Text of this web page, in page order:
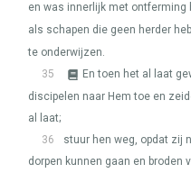
en was innerlijk met ontferming
als schapen die geen herder
te onderwijzen.
35
En toen het al laat
discipelen naar Hem toe en
al laat;
36
stuur hen weg, opdat zij
dorpen kunnen gaan en broden